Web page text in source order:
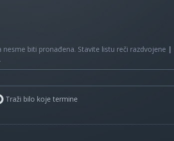
nesme biti pronađena. Stavite listu reči razdvojene |
Traži bilo koje termine